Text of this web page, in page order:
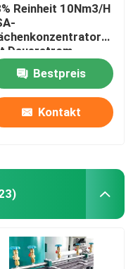
Reinheit 10Nm3/H
Dauerstrom
Bestpreis
Kontakt